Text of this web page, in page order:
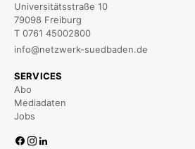
Universitätsstraße 10
79098 Freiburg
T 0761 45002800
info@netzwerk-suedbaden.de
SERVICES
Abo
Mediadaten
Jobs